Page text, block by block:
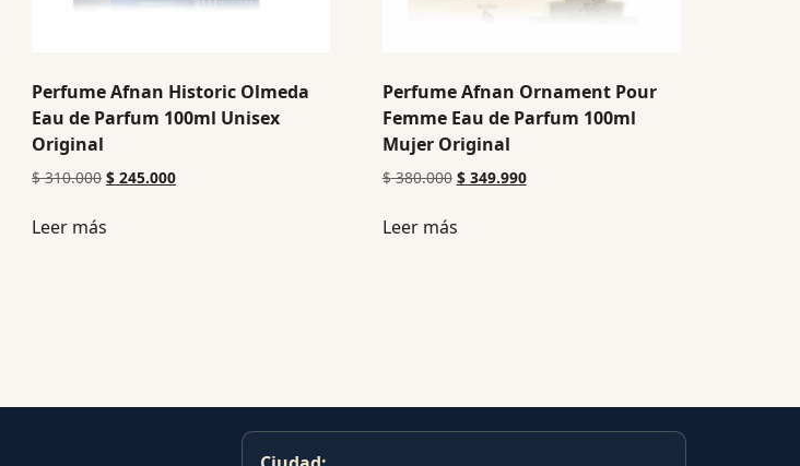
Perfume Afnan Historic Olmeda
Eau de Parfum 100ml Unisex
Original
$310.000 $ 245.000
Leer más
Perfume Afnan Ornament Pour
Femme Eau de Parfum 100ml
Mujer Original
$380.000 $349.990
Leer más